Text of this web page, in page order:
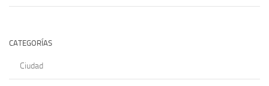
CATEGORÍAS
Ciudad